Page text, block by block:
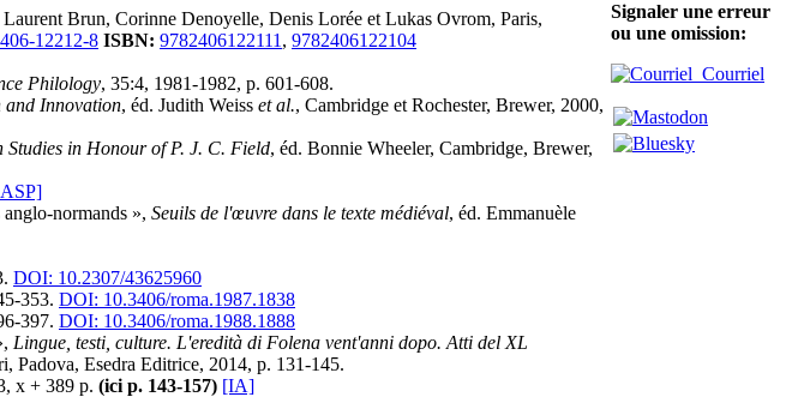
Laurent Brun, Corinne Denoyelle, Denis Lorée et Lukas Ovrom, Paris,
12212-8 ISBN: 9782406122111 , 9782406122104
Philology, 35:4, 1981-1982, p. 601-608.
and Innovation, éd. Judith Weiss et al., Cambridge et Rochester, Brewer, 2000,
Studies in Honour of P. J. C. Field, éd. Bonnie Wheeler, Cambridge, Brewer,
normands », Seuils de l'œuvre dans le texte médiéval, éd. Emmanuèle
DOI: 10.2307/43625960
353. DOI: 10.3406/roma.1987.1838
397. DOI: 10.3406/roma.1988.1888
Lingue, testi, culture. L'eredità di Folena vent'anni dopo. Atti del XL
Padova, Esedra Editrice, 2014, p. 131-145.
x + 389 p. (ici p. 143-157) [IA]
Signaler une erreur
ou une omission:
Courriel